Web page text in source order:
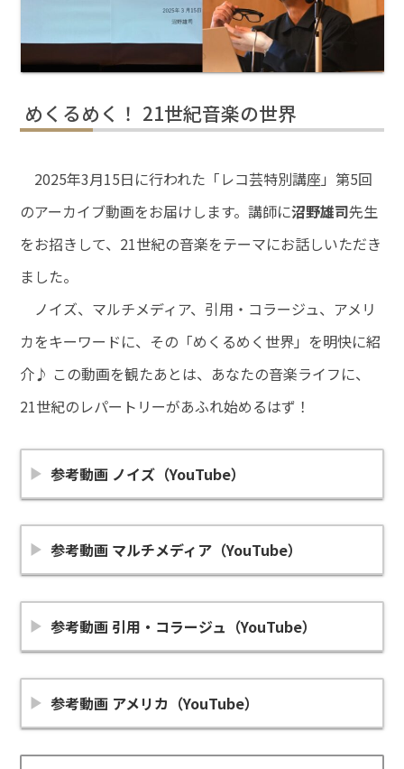
めくるめく！ 21世紀音楽の世界
2025年3月15日に行われた「レコ芸特別講座」第5回
のアーカイブ動画をお届けします。講師に沼野雄司先生
をお招きして、21世紀の音楽をテーマにお話しいただき
ました。
ノイズ、マルチメディア、引用・コラージュ、アメリ
カをキーワードに、その「めくるめく世界」を明快に紹
介♪ この動画を観たあとは、あなたの音楽ライフに、
21世紀のレパートリーがあふれ始めるはず！
参考動画 ノイズ（YouTube）
参考動画 マルチメディア（YouTube）
参考動画 引用・コラージュ（YouTube）
参考動画 アメリカ（YouTube）